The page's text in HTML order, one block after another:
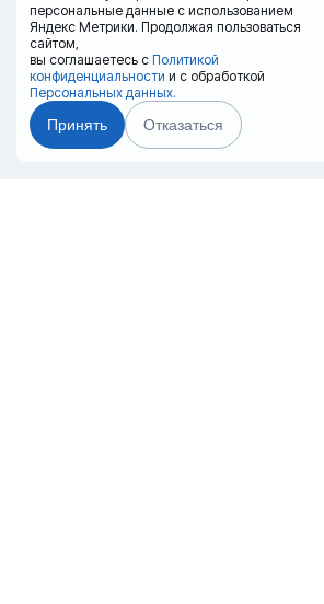
персональные данные с использованием
Яндекс Метрики. Продолжая пользоваться
сайтом,
вы соглашаетесь с Политикой
конфиденциальности и с обработкой
Персональных данных.
Принять Отказаться